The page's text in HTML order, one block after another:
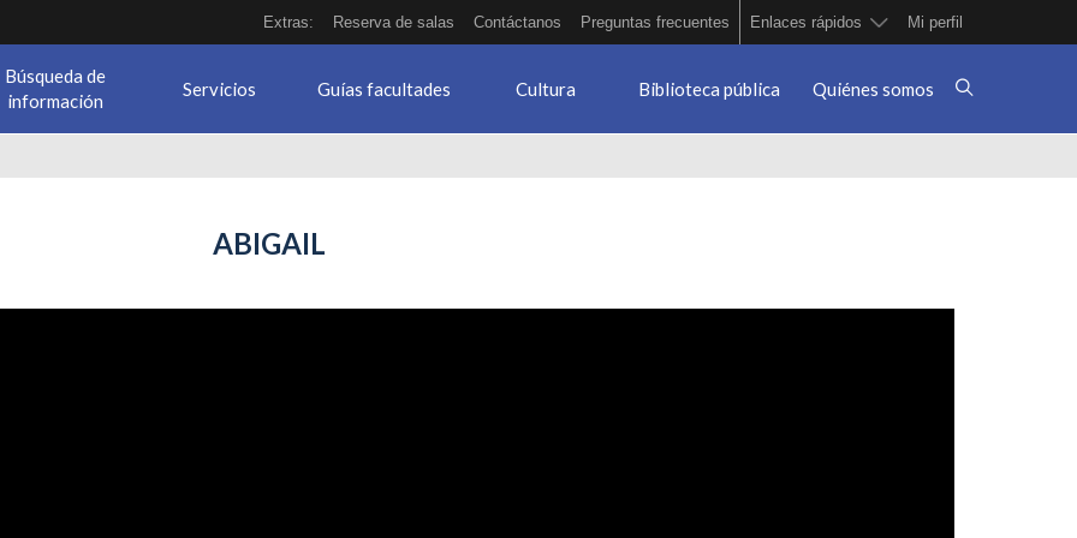
Extras: Reserva de salas Contáctanos Preguntas frecuentes Enlaces rápidos Mi perfil
Búsqueda de
información
Servicios Guías facultades Cultura Biblioteca pública Quiénes somos
ABIGAIL